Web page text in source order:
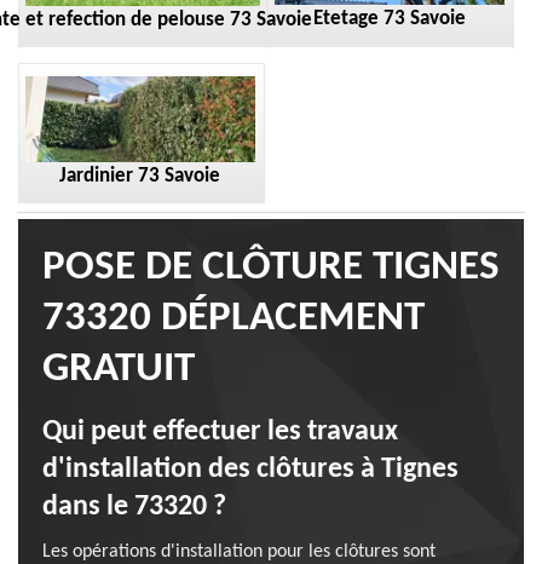
et refection de pelouse 73 Savoie Etetage 73 Savoie
Jardinier 73 Savoie
POSE DE CLÔTURE TIGNES
73320 DÉPLACEMENT
GRATUIT
Qui peut effectuer les travaux
d'installation des clôtures à Tignes
dans le 73320 ?
Les opérations d'installation pour les clôtures sont